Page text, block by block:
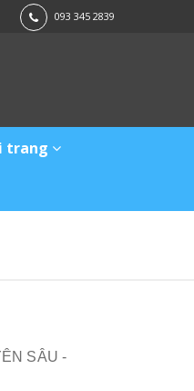
093 345 2839
trang
SÂU -